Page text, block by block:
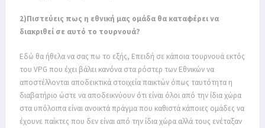
2)Πιστεύεις πως η εθνική μας ομάδα θα καταφέρει να
διακριθεί σε αυτό το τουρνουά?
Εδώ θα ήθελα να σας πω το εξής, Επειδή σε κάποια τουρνουά εκτός
του VPG που έχει βάλει κανόνα στα ρόστερ των Εθνικών να
αποστέλλονται αποδεικτικά στοιχεία παικτών όπως ταυτότητα η
διαβατήριο ώστε να αποδεικνύουν ότι είναι όλοι από την ίδια χώρα
στα υπόλοιπα είναι ανοικτά πράγμα που καθιστά κάποιες ομάδες να
έχουνε παίκτες που δεν είναι από την ίδια χώρα αλλά τους ενέταξαν